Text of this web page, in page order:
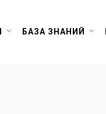
БАЗА ЗНАНИЙ